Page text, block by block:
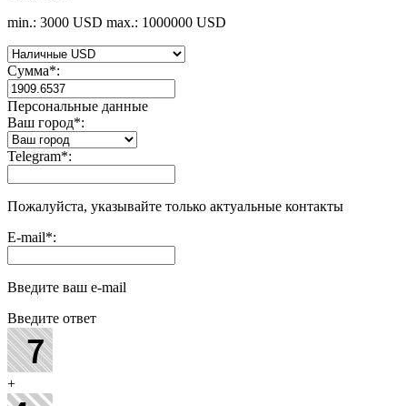
min.: 3000 USD max.: 1000000 USD
Сумма*:
Персональные данные
Ваш город*:
Telegram*:
Пожалуйста, указывайте только актуальные контакты
E-mail*:
Введите ваш e-mail
Введите ответ
+